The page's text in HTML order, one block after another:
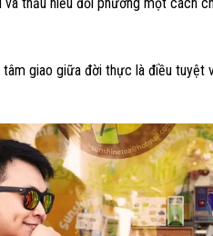
giao giữa đời thực là điều tuyệt